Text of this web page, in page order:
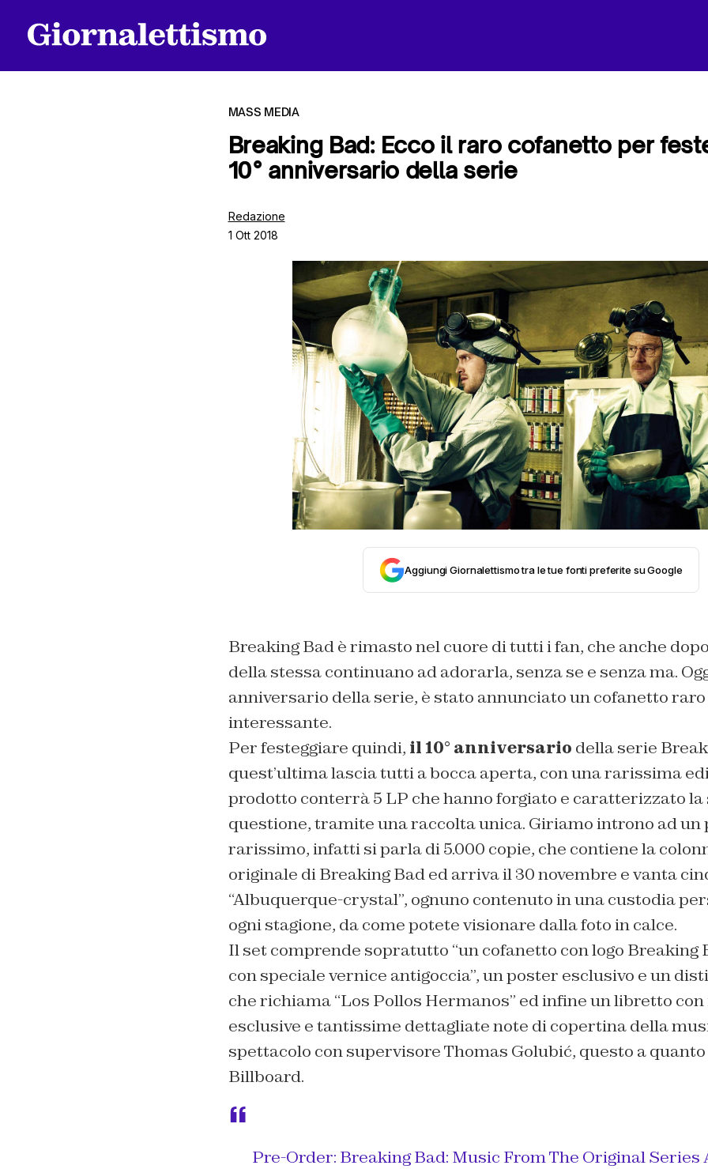
MASS MEDIA
Breaking Bad: Ecco il raro cofanetto per
10° anniversario della serie
Redazione
1 Ott 2018
Aggiungi Giornalettismo tra le tue fonti preferite su Google
Breaking Bad è rimasto nel cuore di tutti i fan, che anche
della stessa continuano ad adorarla, senza se e senza ma.
anniversario della serie, è stato annunciato un cofanetto raro
interessante.
Per festeggiare quindi, il 10° anniversario della serie
quest’ultima lascia tutti a bocca aperta, con una rarissima
prodotto conterrà 5 LP che hanno forgiato e caratterizzato la
questione, tramite una raccolta unica. Giriamo introno ad un
rarissimo, infatti si parla di 5.000 copie, che contiene la
originale di Breaking Bad ed arriva il 30 novembre e vanta
“Albuquerque-crystal”, ognuno contenuto in una custodia
ogni stagione, da come potete visionare dalla foto in calce.
Il set comprende sopratutto “un cofanetto con logo Breaking
con speciale vernice antigoccia”, un poster esclusivo e un
che richiama “Los Pollos Hermanos” ed infine un libretto
esclusive e tantissime dettagliate note di copertina della
spettacolo con supervisoreThomas Golubić, questo a
Billboard.
Pre-Order: Breaking Bad: Music From The Original